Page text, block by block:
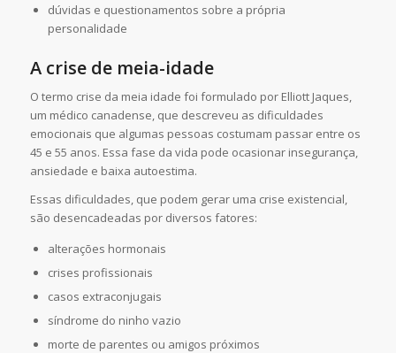
dúvidas e questionamentos sobre a própria
personalidade
A crise de meia-idade
O termo crise da meia idade foi formulado por Elliott Jaques,
um médico canadense, que descreveu as dificuldades
emocionais que algumas pessoas costumam passar entre os
45 e 55 anos. Essa fase da vida pode ocasionar insegurança,
ansiedade e baixa autoestima.
Essas dificuldades, que podem gerar uma crise existencial,
são desencadeadas por diversos fatores:
alterações hormonais
crises profissionais
casos extraconjugais
síndrome do ninho vazio
morte de parentes ou amigos próximos